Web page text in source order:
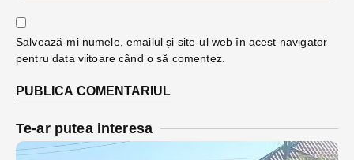
Salvează-mi numele, emailul și site-ul web în acest navigator
pentru data viitoare când o să comentez.
Te-ar putea interesa